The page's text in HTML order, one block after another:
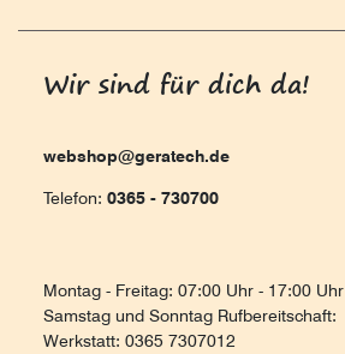
Wir sind für dich da!
webshop@geratech.de
Telefon: 0365 - 730700
Montag - Freitag: 07:00 Uhr - 17:00 Uhr
Samstag und Sonntag Rufbereitschaft:
Werkstatt: 0365 7307012